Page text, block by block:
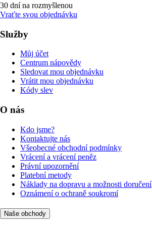
30 dní na rozmyšlenou
Vraťte svou objednávku
Služby
Můj účet
Centrum nápovědy
Sledovat mou objednávku
Vrátit mou objednávku
Kódy slev
O nás
Kdo jsme?
Kontaktujte nás
Všeobecné obchodní podmínky
Vrácení a vrácení peněz
Právní upozornění
Platební metody
Náklady na dopravu a možnosti doručení
Oznámení o ochraně soukromí
Naše obchody